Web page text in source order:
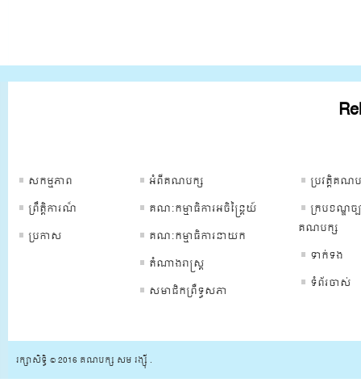
សកម្មភាព
ព្រឹត្ដិការណ៏
ប្រកាស
អំពីគណបក្ស
គណៈកម្មាធិការអចិន្រ្តៃយ៍
គណៈកម្មាធិការនាយក
តំណាងរាស្រ្ត
សមាជិកព្រឺទ្ធសភា
ប្រវត្ដិគណ
ក្របខណ្ឌច្
គណបក្ស
ទាក់ទង
ទំព័រចាស់
រក្សាសិទ្ធិ © 2016 គណបក្ស សម រង្ស៊ី .